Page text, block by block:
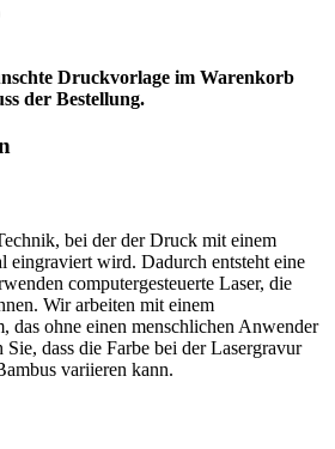
Druckvorlage im Warenkorb
der Bestellung.
bei der der Druck mit einem
eingraviert wird. Dadurch entsteht eine
computergesteuerte Laser, die
Wir arbeiten mit einem
das ohne einen menschlichen Anwender
dass die Farbe bei der Lasergravur
variieren kann.